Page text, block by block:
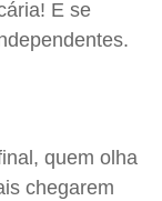
E se
quem olha
chegarem